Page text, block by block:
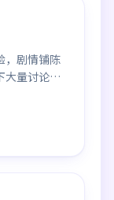
，剧情铺陈
大量讨论空